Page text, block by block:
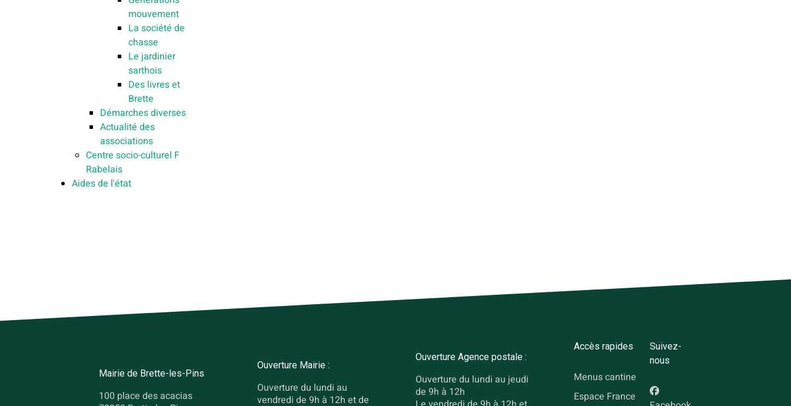
mouvement
La société de
chasse
Le jardinier
sarthois
Des livres et
Brette
Démarches diverses
Actualité des
associations
Centre socio-culturel F
Rabelais
Aides de l'état
Mairie de Brette-les-Pins
100 place des acacias
Ouverture Mairie :
Ouverture du lundi au
vendredi de 9h à 12h et de
Ouverture Agence postale :
Ouverture du lundi au jeudi
de 9h à 12h
Accès rapides
Menus cantine
Espace France
Suivez-
nous